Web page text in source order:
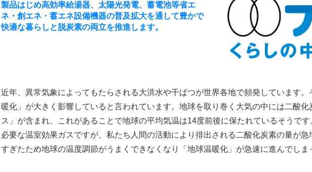
製品はじめ高効率給湯器、太陽光発電、蓄電池等省エ
ネ・創エネ・蓄エネ設備機器の普及拡大を通して豊かで
快適な暮らしと脱炭素の両立を推進します。
近年、異常気象によってもたらされる大洪水や干ばつが世界各地で頻発しています
暖化」が大きく影響していると言われています。地球を取り巻く大気の中には二酸
ス」が含まれ、これがあることで地球の平均気温は14度前後に保たれているそうで
必要な温室効果ガスですが、私たち人間の活動により排出される二酸化炭素の量が急
すぎたため地球の温度調節がうまくできなくなり「地球温暖化」が急速に進んでしま